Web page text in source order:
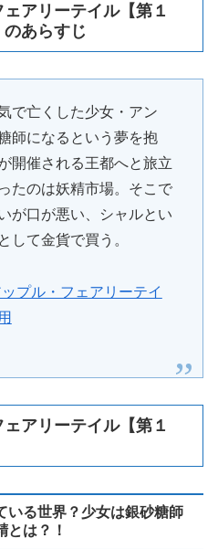
アリーテイル【第１
あらすじ
で亡くした少女・アン
師になるという夢を抱
開催される王都へと旅立
たのは妖精市場。そこで
が口が悪い、シャルとい
して金貨で買う。
プル・フェアリーテイ
アリーテイル【第１
いる世界？少女は銀砂糖師
とは？！